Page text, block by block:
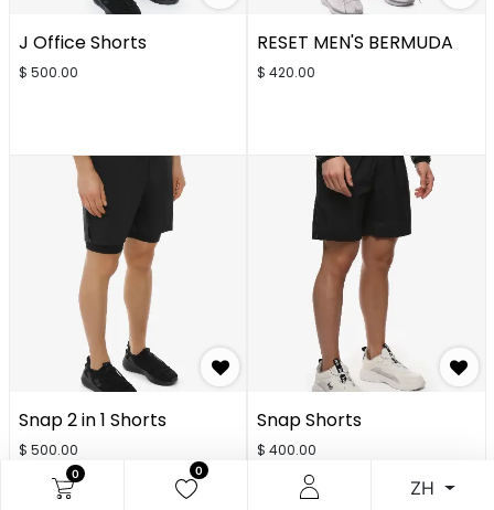
0 0
ZH
J Office Shorts
$ 500.00
RESET MEN'S BERMUDA
$ 420.00
Snap 2 in 1 Shorts
$ 500.00
Snap Shorts
$ 400.00